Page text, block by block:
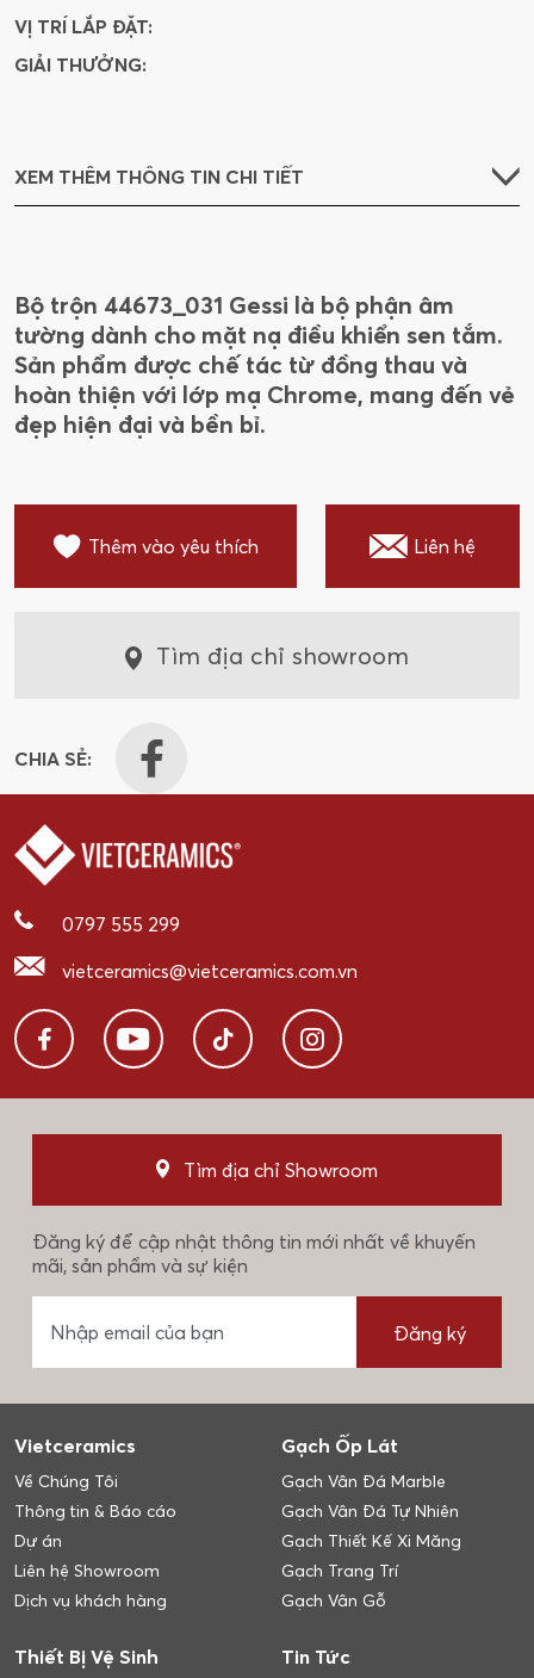
VỊ TRÍ LẮP ĐẶT:
GIẢI THƯỞNG:
XEM THÊM THÔNG TIN CHI TIẾT
Bộ trộn 44673_031 Gessi là bộ phận âm
tường dành cho mặt nạ điều khiển sen tắm.
Sản phẩm được chế tác từ đồng thau và
hoàn thiện với lớp mạ Chrome, mang đến vẻ
đẹp hiện đại và bền bỉ.
Thêm vào yêu thích Liên hệ
Tìm địa chỉ showroom
CHIA SẺ:
0797 555 299
vietceramics@vietceramics.com.vn
Tìm địa chỉ Showroom
Đăng ký để cập nhật thông tin mới nhất về khuyến
mãi, sản phẩm và sự kiện
Đăng ký
Vietceramics
Về Chúng Tôi
Thông tin & Báo cáo
Dự án
Liên hệ Showroom
Dịch vụ khách hàng
Gạch Ốp Lát
Gạch Vân Đá Marble
Gạch Vân Đá Tự Nhiên
Gạch Thiết Kế Xi Măng
Gạch Trang Trí
Gạch Vân Gỗ
Thiết Bị Vệ Sinh Tin Tức